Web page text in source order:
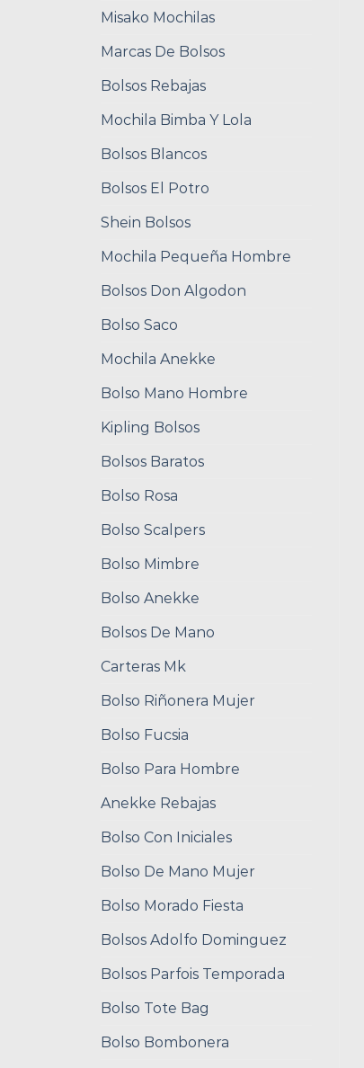
Misako Mochilas
Marcas De Bolsos
Bolsos Rebajas
Mochila Bimba Y Lola
Bolsos Blancos
Bolsos El Potro
Shein Bolsos
Mochila Pequeña Hombre
Bolsos Don Algodon
Bolso Saco
Mochila Anekke
Bolso Mano Hombre
Kipling Bolsos
Bolsos Baratos
Bolso Rosa
Bolso Scalpers
Bolso Mimbre
Bolso Anekke
Bolsos De Mano
Carteras Mk
Bolso Riñonera Mujer
Bolso Fucsia
Bolso Para Hombre
Anekke Rebajas
Bolso Con Iniciales
Bolso De Mano Mujer
Bolso Morado Fiesta
Bolsos Adolfo Dominguez
Bolsos Parfois Temporada
Bolso Tote Bag
Bolso Bombonera